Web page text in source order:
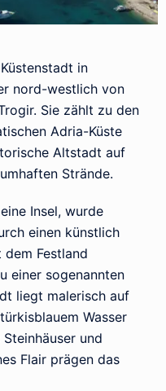
in
nord-westlich von
Sie zählt zu den
Adria-Küste
Altstadt auf
Strände.
Insel, wurde
einen künstlich
Festland
einer sogenannten
liegt malerisch auf
Wasser
und
Flair prägen das